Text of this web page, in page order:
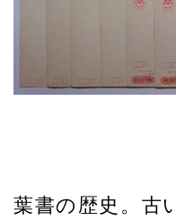
葉書の歴史。古